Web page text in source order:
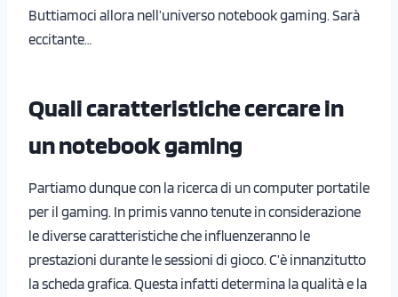
Buttiamoci allora nell’universo notebook gaming. Sarà
eccitante…
Quali caratteristiche cercare in
un notebook gaming
Partiamo dunque con la ricerca di un computer portatile
per il gaming. In primis vanno tenute in considerazione
le diverse caratteristiche che influenzeranno le
prestazioni durante le sessioni di gioco. C’è innanzitutto
la scheda grafica. Questa infatti determina la qualità e la